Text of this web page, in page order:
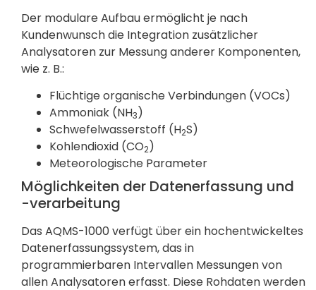
Der modulare Aufbau ermöglicht je nach
Kundenwunsch die Integration zusätzlicher
Analysatoren zur Messung anderer Komponenten,
wie z. B.:
Flüchtige organische Verbindungen (VOCs)
Ammoniak (NH3)
Schwefelwasserstoff (H2S)
Kohlendioxid (CO2)
Meteorologische Parameter
Möglichkeiten der Datenerfassung und
-verarbeitung
Das AQMS-1000 verfügt über ein hochentwickeltes
Datenerfassungssystem, das in
programmierbaren Intervallen Messungen von
allen Analysatoren erfasst. Diese Rohdaten werden